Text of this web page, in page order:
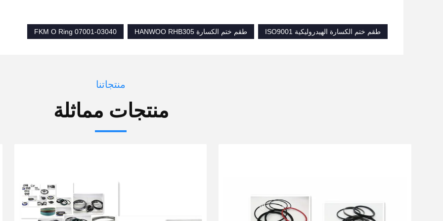
طقم ختم الكسارة الهيدروليكية ISO9001
طقم ختم الكسارة HANWOO RHB305 07001-03040 FKM O Ring
منتجاتنا
منتجات مماثلة